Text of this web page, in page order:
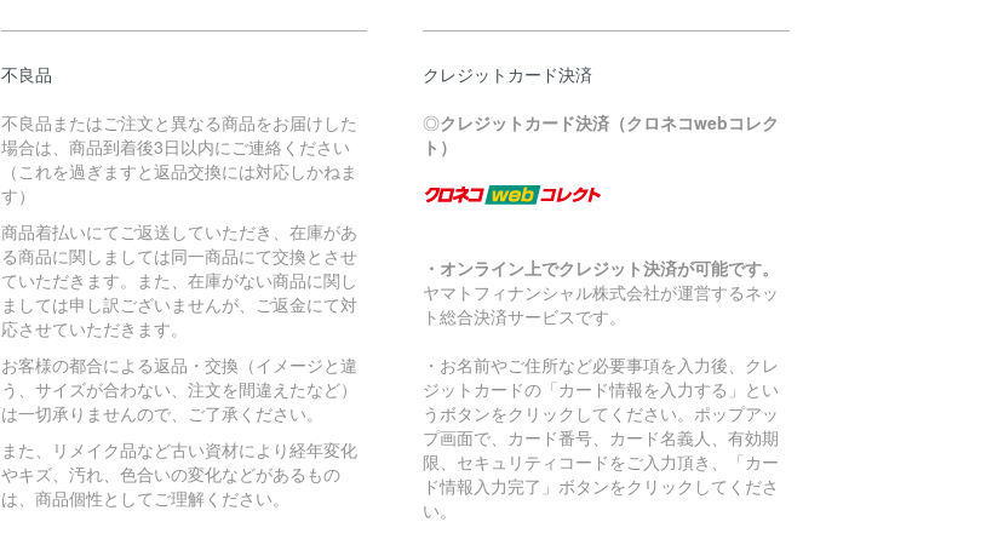
不良品
不良品またはご注文と異なる商品をお届けした
場合は、商品到着後3日以内にご連絡ください
（これを過ぎますと返品交換には対応しかねま
す）
商品着払いにてご返送していただき、在庫があ
る商品に関しましては同一商品にて交換とさせ
ていただきます。また、在庫がない商品に関し
ましては申し訳ございませんが、ご返金にて対
応させていただきます。
お客様の都合による返品・交換（イメージと違
う、サイズが合わない、注文を間違えたなど）
は一切承りませんので、ご了承ください。
また、リメイク品など古い資材により経年変化
やキズ、汚れ、色合いの変化などがあるもの
は、商品個性としてご理解ください。
クレジットカード決済
◎クレジットカード決済（クロネコwebコレク
ト）
・オンライン上でクレジット決済が可能です。
ヤマトフィナンシャル株式会社が運営するネッ
ト総合決済サービスです。
・お名前やご住所など必要事項を入力後、クレ
ジットカードの「カード情報を入力する」とい
うボタンをクリックしてください。ポップアッ
プ画面で、カード番号、カード名義人、有効期
限、セキュリティコードをご入力頂き、「カー
ド情報入力完了」ボタンをクリックしてくださ
い。